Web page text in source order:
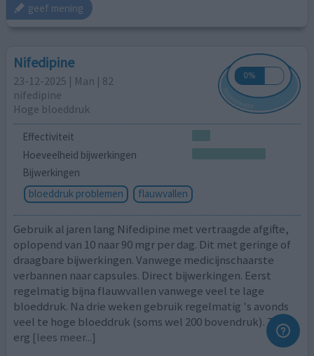
geef mening
Nifedipine
23-12-2025 | Man | 82
nifedipine
Hoge bloeddruk
Effectiviteit
Hoeveelheid bijwerkingen
Bijwerkingen
bloeddruk problemen
flauwvallen
Gebruik al jaren lang Nifedipine met vertraagde afgifte,
oplopend van 10 naar 90 mgr per dag. Dit met geringe of
draagbare bijwerkingen. Vanwege medicijnschaarste
verbannen naar capsules. Direct bijwerkingen. Eerst
regelmatig bijna flauwvallen vanwege veel te lage
bloeddruk. Na drie weken gebruik regelmatig 's avonds
veel te hoge bloeddruk (soms wel 200 bovendruk). Te
erg [lees meer...]